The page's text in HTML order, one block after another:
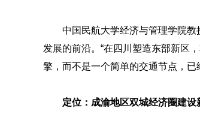
中国民航大学经济与管理学院
发展的前沿。“在四川塑造东部新区
擎，而不是一个简单的交通节点，
定位：成渝地区双城经济圈建设